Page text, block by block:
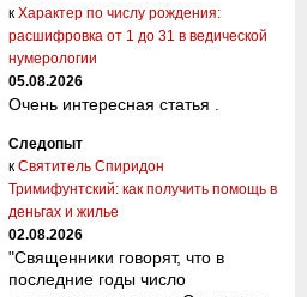
к Характер по числу рождения:
расшифровка от 1 до 31 в ведической
нумерологии
05.08.2026
Очень интересная статья .
Следопыт
к Святитель Спиридон
Тримифунтский: как получить помощь в
деньгах и жилье
02.08.2026
"Священники говорят, что в
последние годы число